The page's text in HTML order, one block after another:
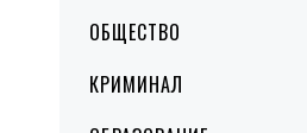
ОБЩЕСТВО
КРИМИНАЛ